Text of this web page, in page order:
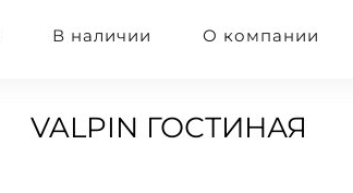
В наличии О компании
VALPIN ГОСТИНАЯ